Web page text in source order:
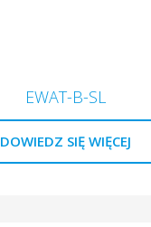
EWAT-B-SL
DOWIEDZ SIĘ WIĘCEJ